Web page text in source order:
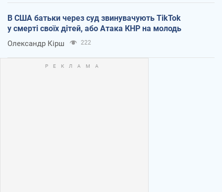
В США батьки через суд звинувачують TikTok
у смерті своїх дітей, або Атака КНР на молодь
Олександр Кірш 222